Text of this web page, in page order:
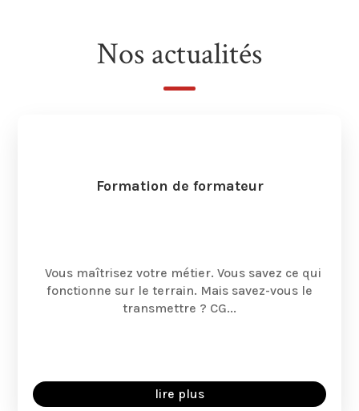
Nos actualités
Formation de formateur
Vous maîtrisez votre métier. Vous savez ce qui
fonctionne sur le terrain. Mais savez-vous le
transmettre ? CG...
lire plus